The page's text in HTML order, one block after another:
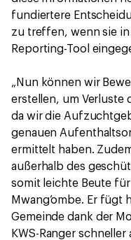
fundiertere
zu treffen, wenn sie
Reporting-Tool
„Nun können wir
erstellen, um Verluste
da wir die
genauen
ermittelt haben.
außerhalb des
somit leichte Beute
Mwang’ombe. Er fügt
Gemeinde dank der
KWS-Ranger